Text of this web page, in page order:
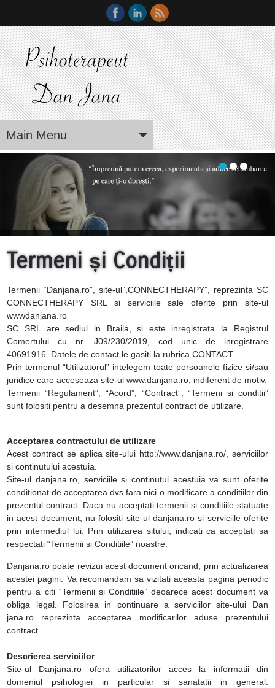
Main Menu
Termeni și Condiții
Termenii “Danjana.ro”, site-ul”,CONNECTHERAPY”, reprezinta SC
CONNECTHERAPY SRL si serviciile sale oferite prin site-ul
wwwdanjana.ro
SC SRL are sediul in Braila, si este inregistrata la Registrul
Comertului cu nr. J09/230/2019, cod unic de inregistrare
40691916. Datele de contact le gasiti la rubrica CONTACT.
Prin termenul “Utilizatorul” intelegem toate persoanele fizice si/sau
juridice care acceseaza site-ul www.danjana.ro, indiferent de motiv.
Termenii “Regulament”, “Acord”, “Contract”, “Termeni si conditii”
sunt folositi pentru a desemna prezentul contract de utilizare.
Acceptarea contractului de utilizare
Acest contract se aplica site-ului http://www.danjana.ro/, serviciilor
si continutului acestuia.
Site-ul danjana.ro, serviciile si continutul acestuia va sunt oferite
conditionat de acceptarea dvs fara nici o modificare a conditiilor din
prezentul contract. Daca nu acceptati termenii si conditiile statuate
in acest document, nu folositi site-ul danjana.ro si serviciile oferite
prin intermediul lui. Prin utilizarea sitului, indicati ca acceptati sa
respectati “Termenii si Conditiile” noastre.
Danjana.ro poate revizui acest document oricand, prin actualizarea
acestei pagini. Va recomandam sa vizitati aceasta pagina periodic
pentru a citi “Termenii si Conditiile” deoarece acest document va
obliga legal. Folosirea in continuare a serviciilor site-ului Dan
jana.ro reprezinta acceptarea modificarilor aduse prezentului
contract.
Descrierea serviciilor
Site-ul Danjana.ro ofera utilizatorilor acces la informatii din
domeniul psihologiei in particular si sanatatii in general.